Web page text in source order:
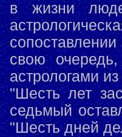
в жизни
свою
астрологами
"Шесть лет
седьмый
"Шесть дней